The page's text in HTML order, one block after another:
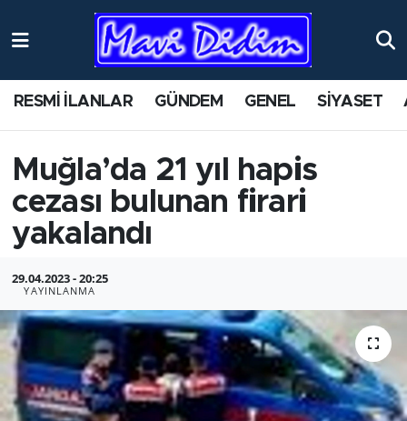
RESMİ İLANLAR GÜNDEM GENEL SİYASET
Muğla’da 21 yıl hapis
cezası bulunan firari
yakalandı
29.04.2023 - 20:25
YAYINLANMA
ANTİK YERLER
AYDIN
BİLİM VE TEKNOLOJİ
EĞİTİM
EKONOMİ
GENEL
Nöbetçi Eczaneler
Namaz Vakitleri
Trafik Durumu
Tüm Manşetler
Son Dakika Haberleri
Haber Arşivi